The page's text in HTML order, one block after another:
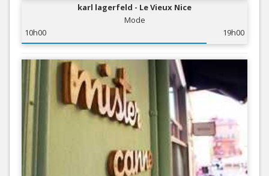
karl lagerfeld - Le Vieux Nice
Mode
10h00
19h00